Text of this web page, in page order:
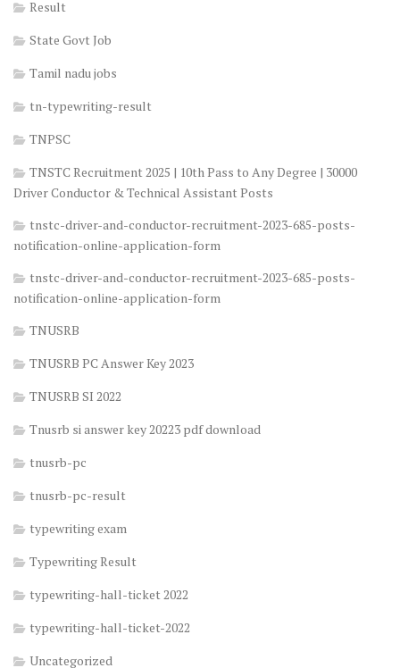
Result
State Govt Job
Tamil nadu jobs
tn-typewriting-result
TNPSC
TNSTC Recruitment 2025 | 10th Pass to Any Degree | 30000
Driver Conductor & Technical Assistant Posts
tnstc-driver-and-conductor-recruitment-2023-685-posts-
notification-online-application-form
tnstc-driver-and-conductor-recruitment-2023-685-posts-
notification-online-application-form
TNUSRB
TNUSRB PC Answer Key 2023
TNUSRB SI 2022
Tnusrb si answer key 20223 pdf download
tnusrb-pc
tnusrb-pc-result
typewriting exam
Typewriting Result
typewriting-hall-ticket 2022
typewriting-hall-ticket-2022
Uncategorized